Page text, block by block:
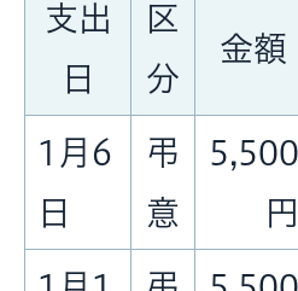
支出
日
区
分
金額
1月6
日
弔
意
5,500
円